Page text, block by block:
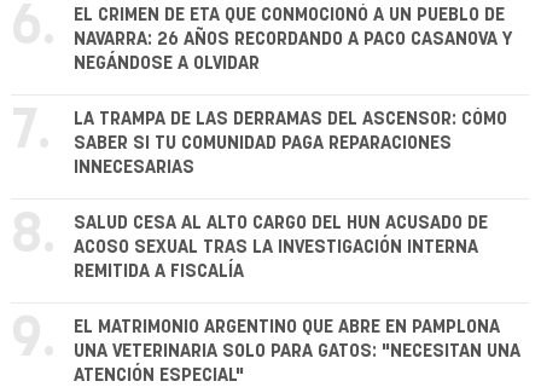
6.
EL CRIMEN DE ETA QUE CONMOCIONÓ A UN PUEBLO DE
NAVARRA: 26 AÑOS RECORDANDO A PACO CASANOVA Y
NEGÁNDOSE A OLVIDAR
7.
LA TRAMPA DE LAS DERRAMAS DEL ASCENSOR: CÓMO
SABER SI TU COMUNIDAD PAGA REPARACIONES
INNECESARIAS
8.
SALUD CESA AL ALTO CARGO DEL HUN ACUSADO DE
ACOSO SEXUAL TRAS LA INVESTIGACIÓN INTERNA
REMITIDA A FISCALÍA
9.
EL MATRIMONIO ARGENTINO QUE ABRE EN PAMPLONA
UNA VETERINARIA SOLO PARA GATOS: "NECESITAN UNA
ATENCIÓN ESPECIAL"